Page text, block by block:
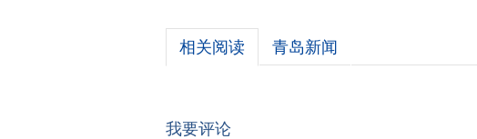
相关阅读 青岛新闻
我要评论